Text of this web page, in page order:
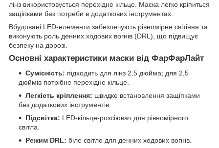
лінз використовується перехідне кільце. Маска легко кріпиться
защіпками без потреби в додаткових інструментах.
Вбудовані LED-елементи забезпечують рівномірне світіння та
виконують роль денних ходових вогнів (DRL), що підвищує
безпеку на дорозі.
Основні характеристики маски від ФарФарЛайт
Сумісність: підходить для лінз 2.5 дюйма; для 2,5
дюймів потрібне перехідне кільце.
Легкість кріплення: швидке встановлення защіпками
без додаткових інструментів.
Підсвітка: LED-кільце-розсіювач для рівномірного
світла.
Режим DRL: біле світло для денних ходових вогнів.